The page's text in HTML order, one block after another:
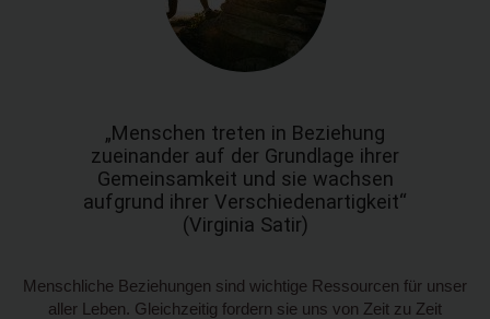
„Menschen treten in Beziehung
zueinander auf der Grundlage ihrer
Gemeinsamkeit und sie wachsen
aufgrund ihrer Verschiedenartigkeit“
(Virginia Satir)
Menschliche Beziehungen sind wichtige Ressourcen für unser
aller Leben. Gleichzeitig fordern sie uns von Zeit zu Zeit